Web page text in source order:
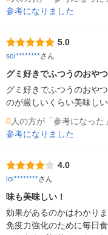
参考になりました
5.0
soi********さん
グミ好きでふつうのおや
グミ好きでふつうのおや
のが厳しいくらい美味し
0人の方が「参考になった
参考になりました
4.0
ioi********さん
味も美味しい！
効果があるのかはわかり
免疫力強化のために毎日食